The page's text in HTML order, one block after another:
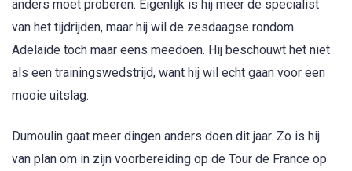
anders moet proberen. Eigenlijk is hij meer de specialist
van het tijdrijden, maar hij wil de zesdaagse rondom
Adelaide toch maar eens meedoen. Hij beschouwt het niet
als een trainingswedstrijd, want hij wil echt gaan voor een
mooie uitslag.
Dumoulin gaat meer dingen anders doen dit jaar. Zo is hij
van plan om in zijn voorbereiding op de Tour de France op